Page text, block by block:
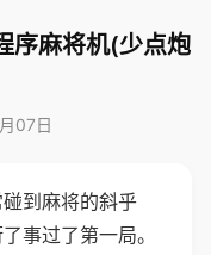
序麻将机(少点炮
07日
到麻将的斜乎
事过了第一局。